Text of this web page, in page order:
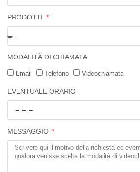
PRODOTTI
MODALITÀ DI CHIAMATA
Email Telefono Videochiamata
EVENTUALE ORARIO
MESSAGGIO